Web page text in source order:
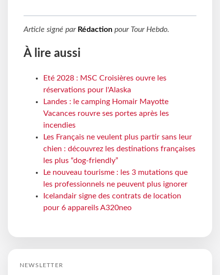
Article signé par Rédaction pour Tour Hebdo.
À lire aussi
Eté 2028 : MSC Croisières ouvre les
réservations pour l'Alaska
Landes : le camping Homair Mayotte
Vacances rouvre ses portes après les
incendies
Les Français ne veulent plus partir sans leur
chien : découvrez les destinations françaises
les plus “dog-friendly”
Le nouveau tourisme : les 3 mutations que
les professionnels ne peuvent plus ignorer
Icelandair signe des contrats de location
pour 6 appareils A320neo
NEWSLETTER